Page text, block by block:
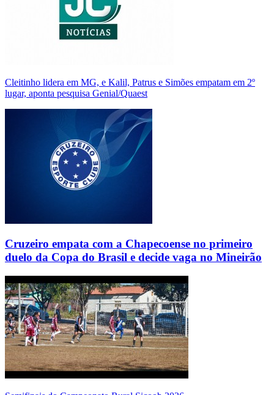
Cleitinho lidera em MG, e Kalil, Patrus e Simões empatam em 2º
lugar, aponta pesquisa Genial/Quaest
Cruzeiro empata com a Chapecoense no primeiro
duelo da Copa do Brasil e decide vaga no Mineirão